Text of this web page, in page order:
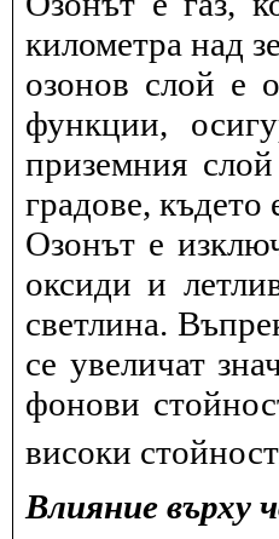
километра над
озонов слой е
функции,
приземния
градове,
Озонът е
оксиди и
светлина.
се увеличат
фонови
високи
Влияние върху